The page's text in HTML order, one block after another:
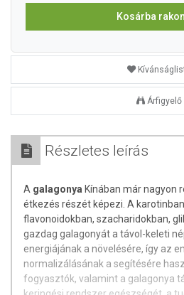
Kosárba
Árfigyelő
Részletes leírás
A galagonya Kínában már nagyon
étkezés részét képezi. A
flavonoidokban, szacharidokban,
gazdag galagonyát a távol-keleti
energiájának a növelésére, így az
normalizálásának a segítésére
fogyasztók, valamint a galagonya